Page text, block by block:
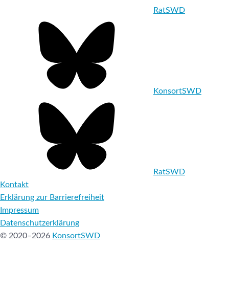
RatSWD
KonsortSWD
RatSWD
Kontakt
Erklärung zur Barrierefreiheit
Impressum
Datenschutzerklärung
© 2020–2026 KonsortSWD